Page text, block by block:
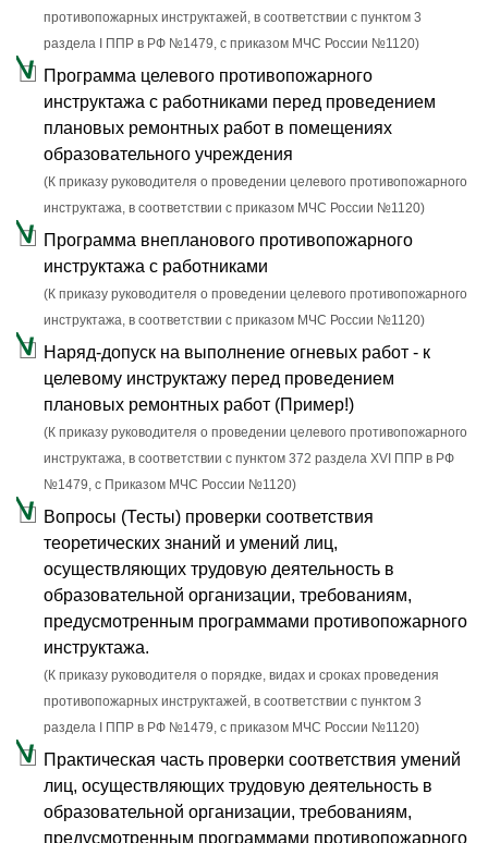
противопожарных инструктажей, в соответствии с пунктом 3
раздела I ППР в РФ №1479, с приказом МЧС России №1120)
Программа целевого противопожарного
инструктажа с работниками перед проведением
плановых ремонтных работ в помещениях
образовательного учреждения
(К приказу руководителя о проведении целевого противопожарного
инструктажа, в соответствии с приказом МЧС России №1120)
Программа внепланового противопожарного
инструктажа с работниками
(К приказу руководителя о проведении целевого противопожарного
инструктажа, в соответствии с приказом МЧС России №1120)
Наряд-допуск на выполнение огневых работ - к
целевому инструктажу перед проведением
плановых ремонтных работ (Пример!)
(К приказу руководителя о проведении целевого противопожарного
инструктажа, в соответствии с пунктом 372 раздела XVI ППР в РФ
№1479, c Приказом МЧС России №1120)
Вопросы (Тесты) проверки соответствия
теоретических знаний и умений лиц,
осуществляющих трудовую деятельность в
образовательной организации, требованиям,
предусмотренным программами противопожарного
инструктажа.
(К приказу руководителя о порядке, видах и сроках проведения
противопожарных инструктажей, в соответствии с пунктом 3
раздела I ППР в РФ №1479, с приказом МЧС России №1120)
Практическая часть проверки соответствия умений
лиц, осуществляющих трудовую деятельность в
образовательной организации, требованиям,
предусмотренным программами противопожарного